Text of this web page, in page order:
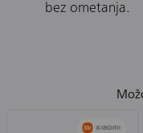
bez ometanja.